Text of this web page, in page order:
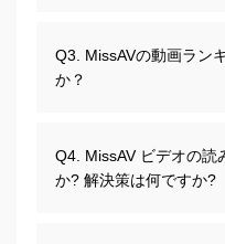
Q3. MissAVの動画ラン
か？
Q4. MissAV ビデオの読
か? 解決策は何ですか?